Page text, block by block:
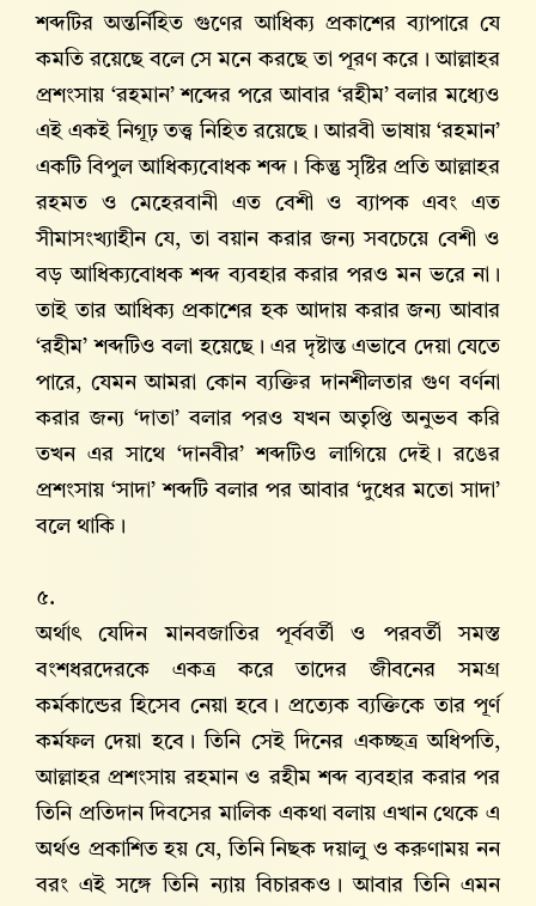
শব্দটির অন্তর্নিহিত গুণের আধিক্য প্রকাশের ব্যাপারে যে
কমতি রয়েছে বলে সে মনে করছে তা পূরণ করে। আল্লাহর
প্রশংসায় ‘রহমান’ শব্দের পরে আবার ‘রহীম’ বলার মধ্যেও
এই একই নিগূঢ় তত্ত্ব নিহিত রয়েছে। আরবী ভাষায় ‘রহমান’
একটি বিপুল আধিক্যবোধক শব্দ। কিন্তু সৃষ্টির প্রতি আল্লাহর
রহমত ও মেহেরবানী এত বেশী ও ব্যাপক এবং এত
সীমাসংখ্যাহীন যে, তা বয়ান করার জন্য সবচেয়ে বেশী ও
বড় আধিক্যবোধক শব্দ ব্যবহার করার পরও মন ভরে না।
তাই তার আধিক্য প্রকাশের হক আদায় করার জন্য আবার
‘রহীম’ শব্দটিও বলা হয়েছে। এর দৃষ্টান্ত এভাবে দেয়া যেতে
পারে, যেমন আমরা কোন ব্যক্তির দানশীলতার গুণ বর্ণনা
করার জন্য ‘দাতা’ বলার পরও যখন অতৃপ্তি অনুভব করি
তখন এর সাথে ‘দানবীর’ শব্দটিও লাগিয়ে দেই। রঙের
প্রশংসায় ‘সাদা’ শব্দটি বলার পর আবার ‘দুধের মতো সাদা’
বলে থাকি।
৫.
অর্থাৎ যেদিন মানবজাতির পূর্ববর্তী ও পরবর্তী সমস্ত
বংশধরদেরকে একত্র করে তাদের জীবনের সমগ্র
কর্মকান্ডের হিসেব নেয়া হবে। প্রত্যেক ব্যক্তিকে তার পূর্ণ
কর্মফল দেয়া হবে। তিনি সেই দিনের একচ্ছত্র অধিপতি,
আল্লাহর প্রশংসায় রহমান ও রহীম শব্দ ব্যবহার করার পর
তিনি প্রতিদান দিবসের মালিক একথা বলায় এখান থেকে এ
অর্থও প্রকাশিত হয় যে, তিনি নিছক দয়ালু ও করুণাময় নন
বরং এই সঙ্গে তিনি ন্যায় বিচারকও। আবার তিনি এমন